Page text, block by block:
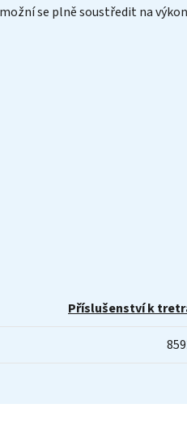
se plně soustředit na
Příslušenství k